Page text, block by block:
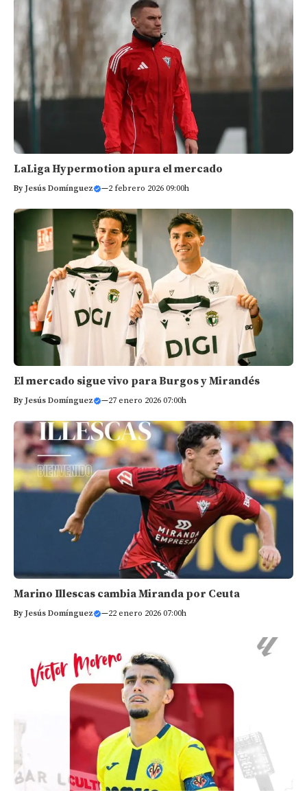
LaLiga Hypermotion apura el mercado
By Jesús Domínguez —2 febrero 2026 09:00h
El mercado sigue vivo para Burgos y Mirandés
By Jesús Domínguez —27 enero 2026 07:00h
Marino Illescas cambia Miranda por Ceuta
By Jesús Domínguez —22 enero 2026 07:00h